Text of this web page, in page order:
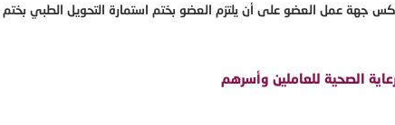
جهة عمل العضو على أن يلتزم العضو بختم استمارة التحويل الطبي بختم
الصحية للعاملين وأسرهم